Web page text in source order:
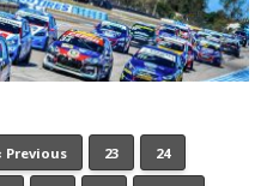
Previous 23 24